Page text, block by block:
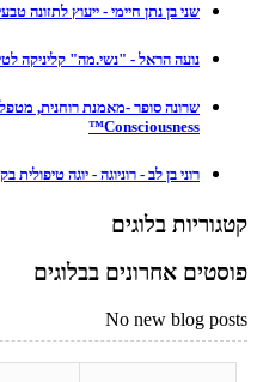
שני בן נתן חיימי - ייעוץ לתזונה
נועה הראל - "נשי.מה" קליניקה
Consciousness™
רוני בן לב - רוניוגה - יוגה טיפולית
קטגוריות בלוגים
פוסטים אחרונים בבלוגים
No new blog posts